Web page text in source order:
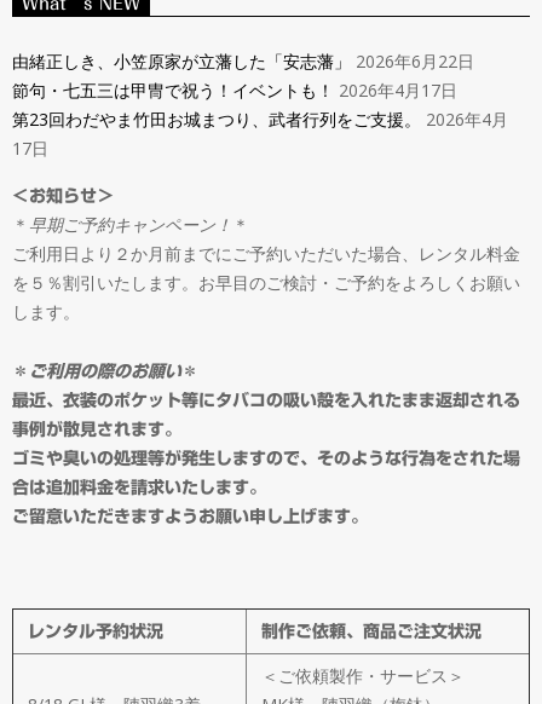
タ
ル
＆
オ
ー
ダ
ー
メ
イ
ド
Navigation
What’s NEW
由緒正しき、小笠原家が立藩した「安志藩」
2026年6月22日
節句・七五三は甲冑で祝う！イベントも！ 2026年4月17日
第23回わだやま竹田お城まつり、武者行列をご支援。
2026年4月
17日
＜お知らせ＞
＊ 早期ご予約キャンペーン！ ＊
ご利用日より２か月前までにご予約いただいた場合、レンタル料金
を５％割引いたします。お早目のご検討・ご予約をよろしくお願い
します。
＊ ご利用の際のお願い＊
最近、衣装のポケット等にタバコの吸い殻を入れたまま返却される
事例が散見されます。
ゴミや臭いの処理等が発生しますので、そのような行為をされた場
合は追加料金を請求いたします。
ご留意いただきますようお願い申し上げます。
レンタル予約状況 制作ご依頼、商品ご注文状況
＜ご依頼製作・サービス＞